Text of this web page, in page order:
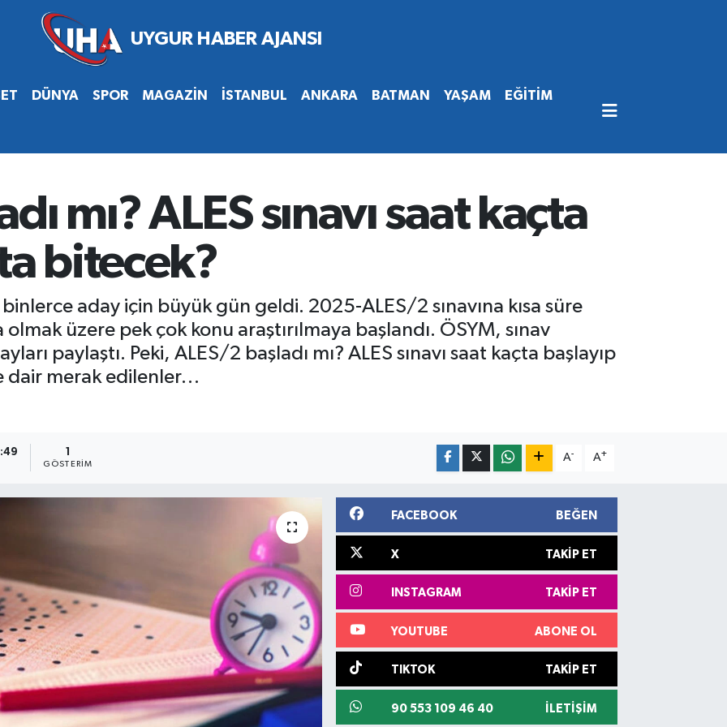
DÜNYA SPOR MAGAZİN İSTANBUL ANKARA BATMAN YAŞAM EĞİTİM
mı? ALES sınavı saat kaçta
bitecek?
aday için büyük gün geldi. 2025-ALES/2 sınavına kısa süre
olmak üzere pek çok konu araştırılmaya başlandı. ÖSYM, sınav
paylaştı. Peki, ALES/2 başladı mı? ALES sınavı saat kaçta başlayıp
dair merak edilenler…
1
GÖSTERIM
A- A+
FACEBOOK BEĞEN
X TAKIP ET
INSTAGRAM TAKIP ET
YOUTUBE ABONE OL
TIKTOK TAKIP ET
90 553 109 46 40 İLETIŞIM